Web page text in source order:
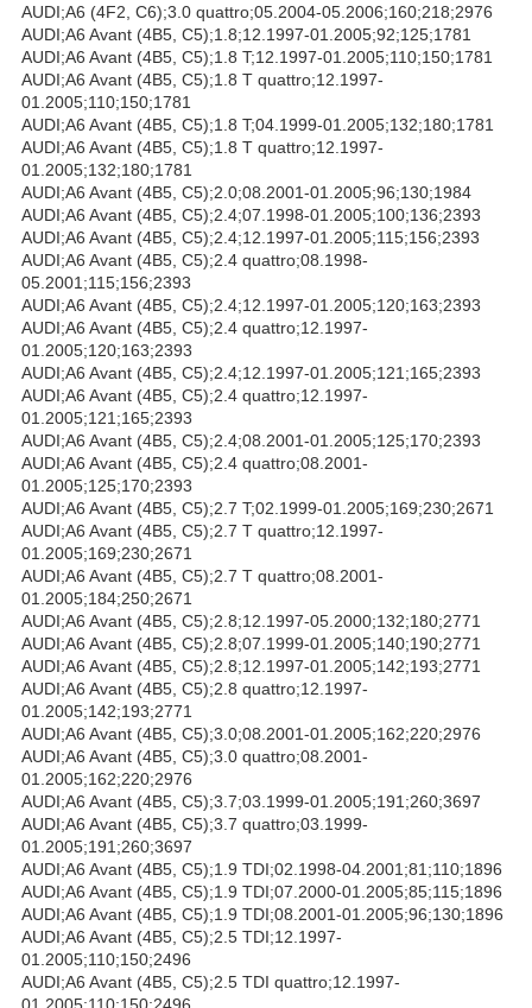
AUDI;A6 (4F2, C6);3.0 quattro;05.2004-05.2006;160;218;2976
AUDI;A6 Avant (4B5, C5);1.8;12.1997-01.2005;92;125;1781
AUDI;A6 Avant (4B5, C5);1.8 T;12.1997-01.2005;110;150;1781
AUDI;A6 Avant (4B5, C5);1.8 T quattro;12.1997-
01.2005;110;150;1781
AUDI;A6 Avant (4B5, C5);1.8 T;04.1999-01.2005;132;180;1781
AUDI;A6 Avant (4B5, C5);1.8 T quattro;12.1997-
01.2005;132;180;1781
AUDI;A6 Avant (4B5, C5);2.0;08.2001-01.2005;96;130;1984
AUDI;A6 Avant (4B5, C5);2.4;07.1998-01.2005;100;136;2393
AUDI;A6 Avant (4B5, C5);2.4;12.1997-01.2005;115;156;2393
AUDI;A6 Avant (4B5, C5);2.4 quattro;08.1998-
05.2001;115;156;2393
AUDI;A6 Avant (4B5, C5);2.4;12.1997-01.2005;120;163;2393
AUDI;A6 Avant (4B5, C5);2.4 quattro;12.1997-
01.2005;120;163;2393
AUDI;A6 Avant (4B5, C5);2.4;12.1997-01.2005;121;165;2393
AUDI;A6 Avant (4B5, C5);2.4 quattro;12.1997-
01.2005;121;165;2393
AUDI;A6 Avant (4B5, C5);2.4;08.2001-01.2005;125;170;2393
AUDI;A6 Avant (4B5, C5);2.4 quattro;08.2001-
01.2005;125;170;2393
AUDI;A6 Avant (4B5, C5);2.7 T;02.1999-01.2005;169;230;2671
AUDI;A6 Avant (4B5, C5);2.7 T quattro;12.1997-
01.2005;169;230;2671
AUDI;A6 Avant (4B5, C5);2.7 T quattro;08.2001-
01.2005;184;250;2671
AUDI;A6 Avant (4B5, C5);2.8;12.1997-05.2000;132;180;2771
AUDI;A6 Avant (4B5, C5);2.8;07.1999-01.2005;140;190;2771
AUDI;A6 Avant (4B5, C5);2.8;12.1997-01.2005;142;193;2771
AUDI;A6 Avant (4B5, C5);2.8 quattro;12.1997-
01.2005;142;193;2771
AUDI;A6 Avant (4B5, C5);3.0;08.2001-01.2005;162;220;2976
AUDI;A6 Avant (4B5, C5);3.0 quattro;08.2001-
01.2005;162;220;2976
AUDI;A6 Avant (4B5, C5);3.7;03.1999-01.2005;191;260;3697
AUDI;A6 Avant (4B5, C5);3.7 quattro;03.1999-
01.2005;191;260;3697
AUDI;A6 Avant (4B5, C5);1.9 TDI;02.1998-04.2001;81;110;1896
AUDI;A6 Avant (4B5, C5);1.9 TDI;07.2000-01.2005;85;115;1896
AUDI;A6 Avant (4B5, C5);1.9 TDI;08.2001-01.2005;96;130;1896
AUDI;A6 Avant (4B5, C5);2.5 TDI;12.1997-
01.2005;110;150;2496
AUDI;A6 Avant (4B5, C5);2.5 TDI quattro;12.1997-
01.2005;110;150;2496